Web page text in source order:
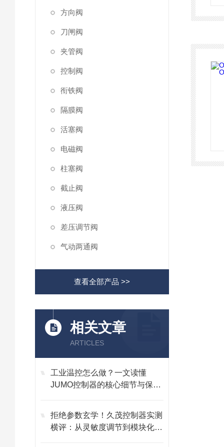
方向阀
刀闸阀
夹管阀
控制阀
衔铁阀
隔膜阀
活塞阀
电磁阀
柱塞阀
截止阀
液压阀
差压调节阀
气动两通阀
查看全部产品 >>
相关文章
ARTICLES
工业温控怎么做？一文读懂
JUMO控制器的核心细节与保养
拒绝参数玄学！久茂控制器实测
横评：从灵敏度调节到模块化维